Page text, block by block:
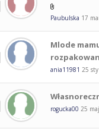
Paubulska 17
Mlode
ania11981 25
rogucka00 25